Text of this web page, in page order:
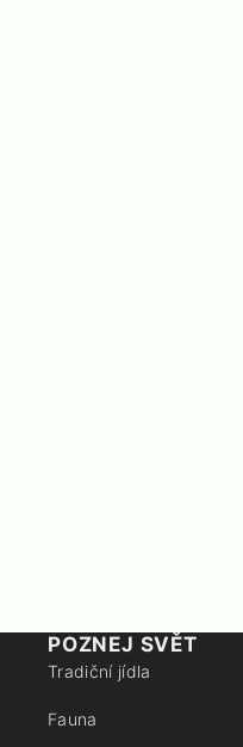
POZNEJ SVĚT
Tradiční jídla
Fauna